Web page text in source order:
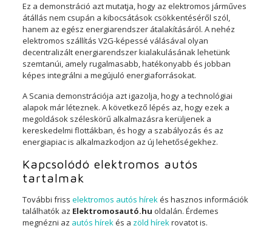
Ez a demonstráció azt mutatja, hogy az elektromos járműves
átállás nem csupán a kibocsátások csökkentéséről szól,
hanem az egész energiarendszer átalakításáról. A nehéz
elektromos szállítás V2G-képessé válásával olyan
decentralizált energiarendszer kialakulásának lehetünk
szemtanúi, amely rugalmasabb, hatékonyabb és jobban
képes integrálni a megújuló energiaforrásokat.
A Scania demonstrációja azt igazolja, hogy a technológiai
alapok már léteznek. A következő lépés az, hogy ezek a
megoldások széleskörű alkalmazásra kerüljenek a
kereskedelmi flottákban, és hogy a szabályozás és az
energiapiac is alkalmazkodjon az új lehetőségekhez.
Kapcsolódó elektromos autós
tartalmak
További friss elektromos autós hírekés hasznos információk
találhatók az Elektromosautó.hu oldalán. Érdemes
megnézni az autós hírekés a zöld hírekrovatot is.